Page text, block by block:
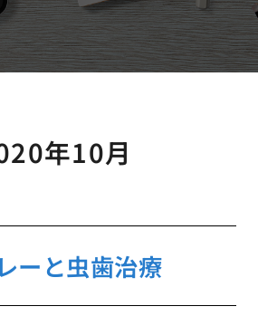
年10月
ーと虫歯治療